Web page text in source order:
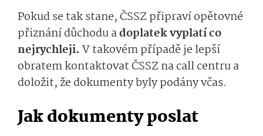
Pokud se tak stane, ČSSZ připraví opětovné
přiznání důchodu adoplatek vyplatí co
nejrychleji. V takovém případě je lepší
obratem kontaktovat ČSSZ na call centru a
doložit, že dokumenty byly podány včas.
Jak dokumenty poslat